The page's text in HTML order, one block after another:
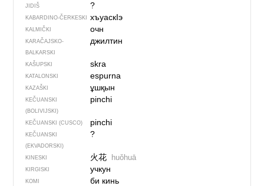
JIDIŠ ?
KABARDINO-ČERKESKI хъуаскIэ
KALMIČKI очн
KARAČAJSKO-
BALKARSKI
джилтин
KAŠUPSKI skra
KATALONSKI espurna
KAZAŠKI ұшқын
KEČUANSKI
(BOLIVIJSKI)
pinchi
KEČUANSKI (CUSCO) pinchi
KEČUANSKI
(EKVADORSKI)
?
KINESKI 火花 huǒhuā
KIRGISKI учкун
KOMI би кинь